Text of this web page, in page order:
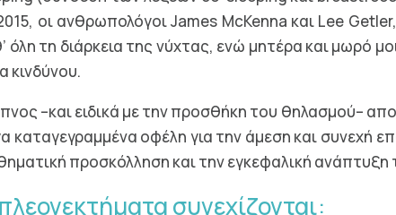
οι ανθρωπολόγοι James McKenna και Lee
όλη τη διάρκεια της νύχτας, ενώ μητέρα και μωρό
κινδύνου.
–και ειδικά με την προσθήκη του θηλασμού–
καταγεγραμμένα οφέλη για την άμεση και συνεχή
προσκόλληση και την εγκεφαλική ανάπτυξη
συνεχίζονται: